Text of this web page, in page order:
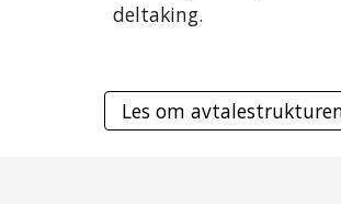
deltaking.
Les om